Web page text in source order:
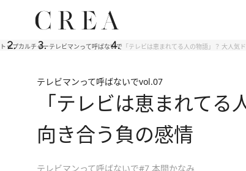
トップカルチャーテレビマンって呼ばないで 「テレビは恵まれてる人の物語」？ 大人気
テレビマンって呼ばないでvol.07
「テレビは恵まれて
向き合う負の感情
テレビマンって呼ばないで#7 本間かなみ